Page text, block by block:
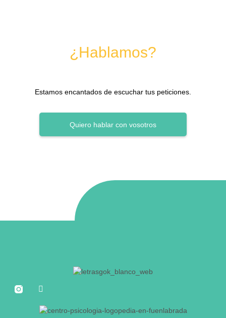
¿Hablamos?
Estamos encantados de escuchar tus peticiones.
Quiero hablar con vosotros